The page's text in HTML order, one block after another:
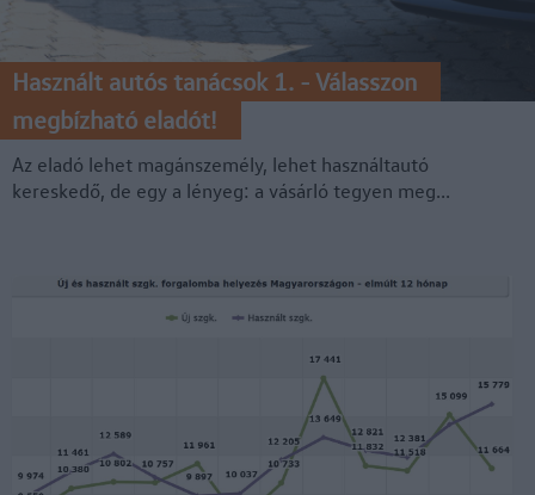
Használt autós tanácsok 1. - Válasszon
megbízható eladót!
Az eladó lehet magánszemély, lehet használtautó
kereskedő, de egy a lényeg: a vásárló tegyen meg...